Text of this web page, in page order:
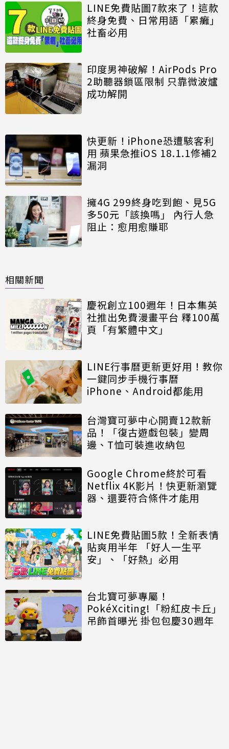
LINE免費貼圖7款來了！這款
終身免費、日常用語「累癱」
社畜必用
印度男神破解！AirPods Pro
2助聽器鎖區限制 只靠微波爐
成功解開
快更新！iPhone恐遭駭客利
用 蘋果急推iOS 18.1.1修補2
漏洞
擁4G 299終身吃到飽、見5G
多50元「該換嗎」 內行人急
阻止：愈用愈賺耶
相關新聞
慶祝創立100週年！日本集英
社推出免費漫畫平台 釋100萬
頁「有繁體中文」
LINE行事曆更新更好用！教你
一鍵同步手機行事曆
iPhone、Android都能用
台灣寶可夢中心開賣12款新
品！「復古遊戲包裝」變周
邊、T恤可裝進收納包
Google Chrome終於可看
Netflix 4K影片！快更新瀏覽
器、還要符合條件才能用
LINE免費貼圖5款！全新表情
貼爽用半年 「好人一生平
安」、「好熱」必用
台北寶可夢專屬！
PokéXciting!「粉紅皮卡丘」
吊飾首曝光 掛包包慶30週年